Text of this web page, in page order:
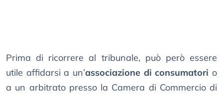
Prima di ricorrere al tribunale, può però essere
utile affidarsi a un’associazione di consumatori o
a un arbitrato presso la Camera di Commercio di